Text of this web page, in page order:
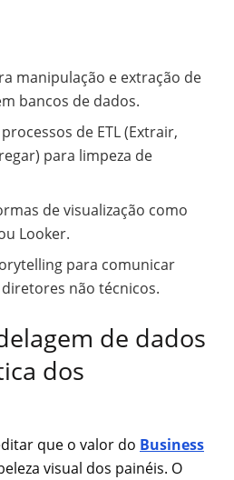
manipulação e extração de
bancos de dados.
de ETL (Extrair,
para limpeza de
de visualização como
Looker.
para comunicar
não técnicos.
de dados
dos
que o valor do Business
visual dos painéis. O